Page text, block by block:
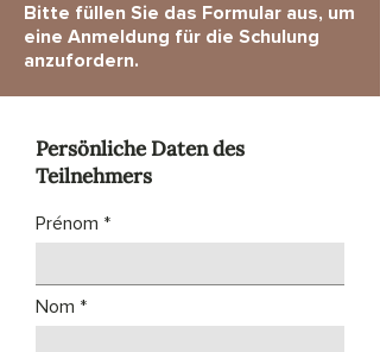
Bitte füllen Sie das Formular aus, um
eine Anmeldung für die Schulung
anzufordern.
Persönliche Daten des
Teilnehmers
Prénom
Nom